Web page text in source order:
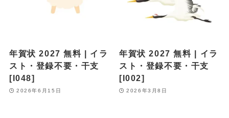
年賀状 2027 無料 | イラ
スト・登録不要・干支
[I048]
2026年6月15日
年賀状 2027 無料 | イラ
スト・登録不要・干支
[I002]
2026年3月8日